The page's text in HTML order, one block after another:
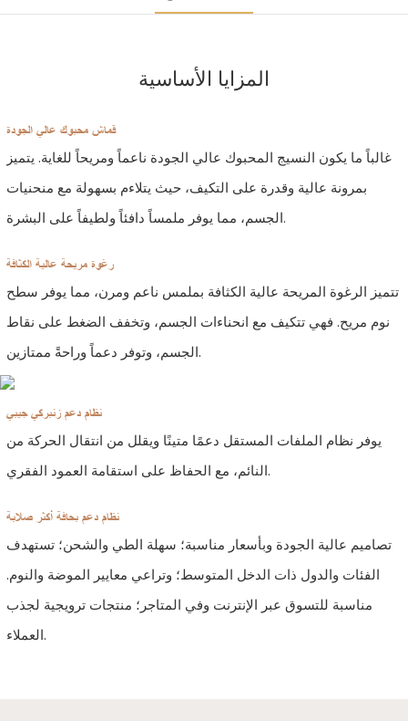
المزايا الأساسية
قماش محبوك عالي الجودة
غالباً ما يكون النسيج المحبوك عالي الجودة ناعماً ومريحاً للغاية. يتميز
بمرونة عالية وقدرة على التكيف، حيث يتلاءم بسهولة مع منحنيات
الجسم، مما يوفر ملمساً دافئاً ولطيفاً على البشرة.
رغوة مريحة عالية الكثافة
تتميز الرغوة المريحة عالية الكثافة بملمس ناعم ومرن، مما يوفر سطح
نوم مريح. فهي تتكيف مع انحناءات الجسم، وتخفف الضغط على نقاط
الجسم، وتوفر دعماً وراحةً ممتازين.
نظام دعم زنبركي جيبي
يوفر نظام الملفات المستقل دعمًا متينًا ويقلل من انتقال الحركة من
النائم، مع الحفاظ على استقامة العمود الفقري.
نظام دعم بحافة أكثر صلابة
تصاميم عالية الجودة وبأسعار مناسبة؛ سهلة الطي والشحن؛ تستهدف
الفئات والدول ذات الدخل المتوسط؛ وتراعي معايير الموضة والنوم.
مناسبة للتسوق عبر الإنترنت وفي المتاجر؛ منتجات ترويجية لجذب
العملاء.